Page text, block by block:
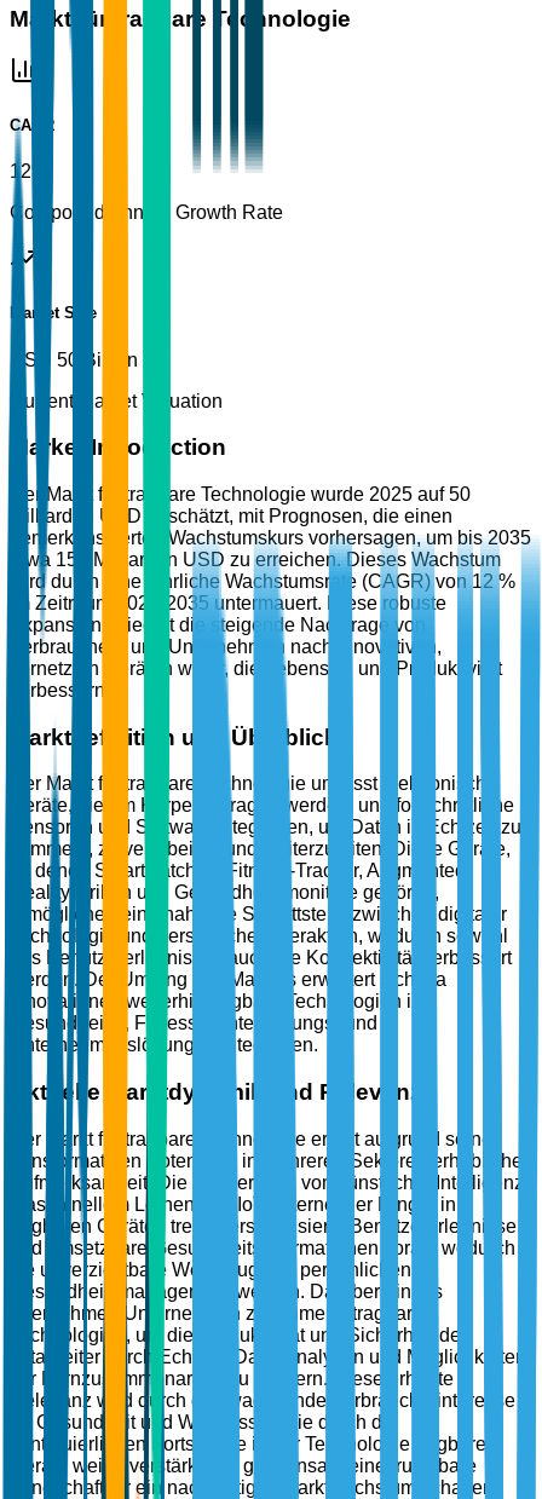
Markt für tragbare Technologie
CAGR
12%
Compound Annual Growth Rate
Market Size
USD 50 Billion
Current Market Valuation
Market Introduction
Der Markt für tragbare Technologie wurde 2025 auf 50
Milliarden USD geschätzt, mit Prognosen, die einen
bemerkenswerten Wachstumskurs vorhersagen, um bis 2035
etwa 150 Milliarden USD zu erreichen. Dieses Wachstum
wird durch eine jährliche Wachstumsrate (CAGR) von 12 %
im Zeitraum 2026-2035 untermauert. Diese robuste
Expansion spiegelt die steigende Nachfrage von
Verbrauchern und Unternehmen nach innovativen,
vernetzten Geräten wider, die Lebensstil und Produktivität
verbessern.
Marktdefinition und Überblick
Der Markt für tragbare Technologie umfasst elektronische
Geräte, die am Körper getragen werden, und fortschrittliche
Sensoren und Software integrieren, um Daten in Echtzeit zu
sammeln, zu verarbeiten und weiterzuleiten. Diese Geräte,
zu denen Smartwatches, Fitness-Tracker, Augmented-
Reality-Brillen und Gesundheitsmonitore gehören,
ermöglichen eine nahtlose Schnittstelle zwischen digitaler
Technologie und persönlicher Interaktion, wodurch sowohl
das Benutzererlebnis als auch die Konnektivität verbessert
werden. Der Umfang des Marktes erweitert sich, da
Innovationen weiterhin tragbare Technologien in
Gesundheits-, Fitness-, Unterhaltungs- und
Unternehmenslösungen integrieren.
Aktuelle Marktdynamik und Relevanz
Der Markt für tragbare Technologie erhält aufgrund seines
transformativen Potenzials in mehreren Sektoren erhebliche
Aufmerksamkeit. Die Konvergenz von künstlicher Intelligenz,
maschinellem Lernen und IoT (Internet der Dinge) in
tragbaren Geräten treibt personalisierte Benutzererlebnisse
und umsetzbare Gesundheitsinformationen voran, wodurch
sie unverzichtbare Werkzeuge im persönlichen
Gesundheitsmanagement werden. Darüber hinaus
übernehmen Unternehmen zunehmend tragbare
Technologien, um die Produktivität und Sicherheit der
Mitarbeiter durch Echtzeit-Datenanalysen und Möglichkeiten
zur Fernzusammenarbeit zu steigern. Diese erhöhte
Relevanz wird durch das wachsende Verbraucherinteresse
an Gesundheit und Wellness sowie durch die
kontinuierlichen Fortschritte in der Technologie tragbarer
Geräte weiter verstärkt, die gemeinsam eine fruchtbare
Landschaft für ein nachhaltiges Marktwachstum schaffen.